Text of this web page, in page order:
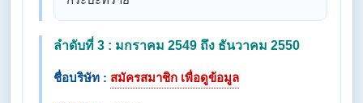
ลำดับที่ 3 : มกราคม 2549 ถึง ธันวาคม 2550
ชื่อบริษัท : สมัครสมาชิก เพื่อดูข้อมูล